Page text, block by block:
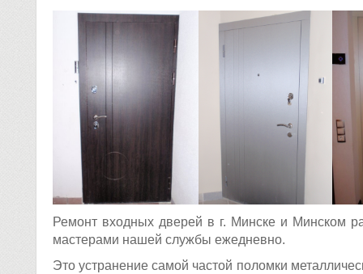
Ремонт входных дверей в г. Минске и Минском
мастерами нашей службы ежедневно.
Это устранение самой частой поломки